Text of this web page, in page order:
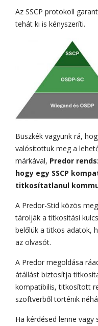
Az SSCP protokoll
tehát ki is kényszeríti.
Büszkék vagyunk rá,
valósítottuk meg a
márkával, Predor
hogy egy SSCP
titkosítatlanul
A Predor-Stid közös
tárolják a titkosítási
belőlük a titkos adatok,
az olvasót.
A Predor megoldása
átállást biztosítja
kompatibilis, titkosított
szoftverből történik
Ha kérdésed lenne vagy